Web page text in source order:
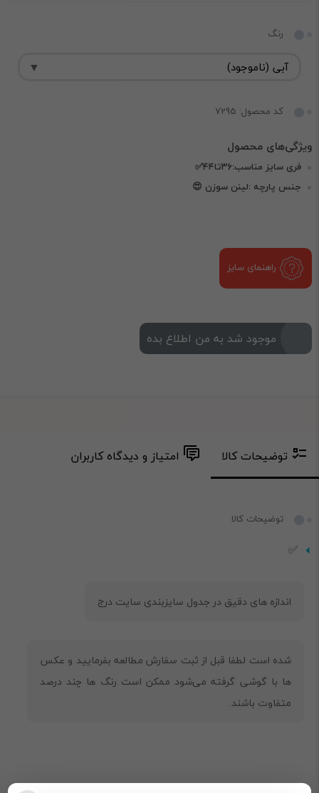
رنگ
کد محصول: 7295
فری سایز مناسب:۳۶تا۴۴✅
جنس پارچه :لینن سوزن 😍
راهنمای سایز
موجود شد به من اطلاع بده
توضیحات کالا امتیاز و دیدگاه کاربران
توضیحات کالا
✅
شده است لطفا قبل از ثبت سفارش مطالعه بفرمایید و عکس
ها با گوشی گرفته می‌شود ممکن است رنگ ها چند درصد
متفاوت باشند.